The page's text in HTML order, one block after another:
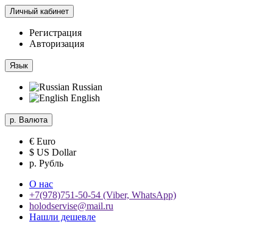
Личный кабинет
Регистрация
Авторизация
Язык
Russian
English
р. Валюта
€ Euro
$ US Dollar
р. Рубль
О нас
+7(978)751-50-54 (Viber, WhatsApp)
holodservise@mail.ru
Нашли дешевле